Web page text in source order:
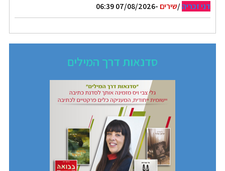
דני זכריה/שירים -07/08/2026 06:39
סדנאות דרך המילים